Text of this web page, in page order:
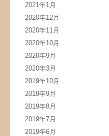
2021年1月
2020年12月
2020年11月
2020年10月
2020年9月
2020年3月
2019年10月
2019年9月
2019年8月
2019年7月
2019年6月